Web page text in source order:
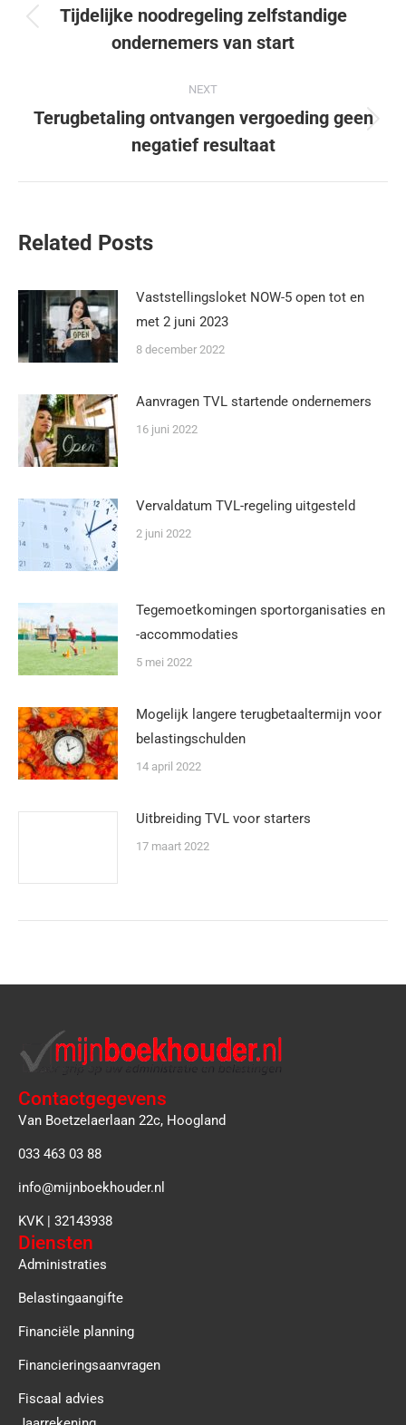
Tijdelijke noodregeling zelfstandige
ondernemers van start
NEXT
Terugbetaling ontvangen vergoeding geen
negatief resultaat
Related Posts
Vaststellingsloket NOW-5 open tot en
met 2 juni 2023
8 december 2022
Aanvragen TVL startende ondernemers
16 juni 2022
Vervaldatum TVL-regeling uitgesteld
2 juni 2022
Tegemoetkomingen sportorganisaties en
-accommodaties
5 mei 2022
Mogelijk langere terugbetaaltermijn voor
belastingschulden
14 april 2022
Uitbreiding TVL voor starters
17 maart 2022
Contactgegevens
Van Boetzelaerlaan 22c, Hoogland
033 463 03 88
info@mijnboekhouder.nl
KVK | 32143938
Diensten
Administraties
Belastingaangifte
Financiële planning
Financieringsaanvragen
Fiscaal advies